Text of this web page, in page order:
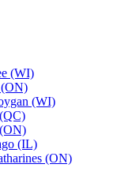
(WI)
(ON)
(WI)
(IL)
(ON)